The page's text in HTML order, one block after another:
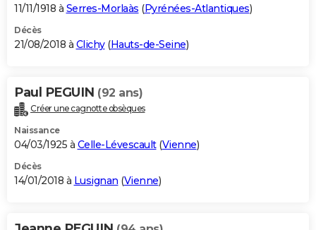
11/11/1918 à Serres-Morlaàs (Pyrénées-Atlantiques)
Décès
21/08/2018 à Clichy(Hauts-de-Seine)
Paul PEGUIN (92 ans)
Créer une cagnotte obsèques
Naissance
04/03/1925 à Celle-Lévescault(Vienne)
Décès
14/01/2018 à Lusignan (Vienne)